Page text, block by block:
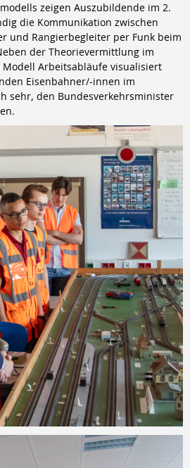
zeigen Auszubildende im 2.
die Kommunikation zwischen
und Rangierbegleiter per Funk beim
der Theorievermittlung im
Arbeitsabläufe visualisiert
Eisenbahner/-innen im
sehr, den Bundesverkehrsminister